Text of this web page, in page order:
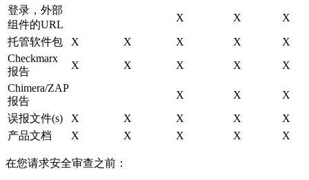
登录，外部
组件的URL
X X X
托管软件包 X X X X
X
Checkmarx
报告
X X X X
X
Chimera/ZAP
报告
X X
X
误报文件(s)
X X X X
X
产品文档
X X X X X
在您请求安全审查之前：